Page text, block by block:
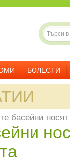
БОЛЕСТИ
басейни